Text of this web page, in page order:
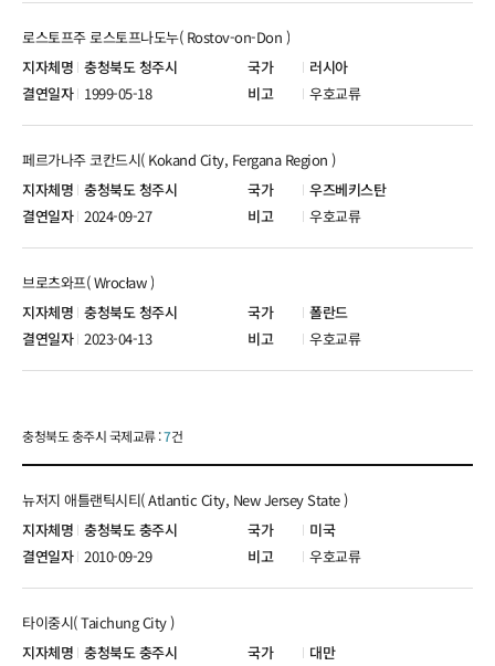
충청북도 청주시 러시아
로스토프주 로스토프나도누( Rostov-on-Don )
1999-05-18 우호교류
충청북도 청주시 우즈베키스탄
페르가나주 코칸드시( Kokand City, Fergana Region )
2024-09-27 우호교류
충청북도 청주시 폴란드
브로츠와프( Wrocław )
2023-04-13 우호교류
충청북도 충주시 국제교류 :7건
충청북도 충주시 미국
뉴저지 애틀랜틱시티( Atlantic City, New Jersey State )
2010-09-29 우호교류
충청북도 충주시 대만
타이중시( Taichung City )